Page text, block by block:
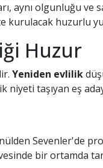
aynı olgunluğu
kurulacak huzurlu
Huzur
Yeniden evlilik
taşıyan eş
Sevenler'de
bir ortamda